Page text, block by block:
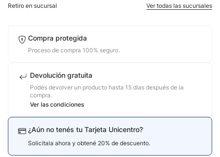
Retiro en sucursal Ver todas las sucursales
Compra protegida
Proceso de compra 100% seguro.
Devolución gratuita
Podés devolver un producto hasta 15 días después de la
compra.
Ver las condiciones
¿Aún no tenés tu Tarjeta Unicentro?
Solicitala ahora y obtené 20% de descuento.